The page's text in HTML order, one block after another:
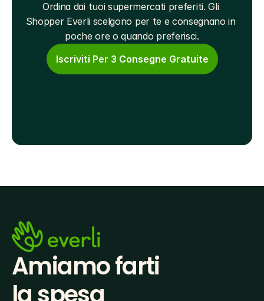
Ordina dai tuoi supermercati preferiti. Gli
Shopper Everli scelgono per te e consegnano in
poche ore o quando preferisci.
Iscriviti Per 3 Consegne Gratuite
Amiamo farti